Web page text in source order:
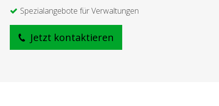
Spezialangebote für Verwaltungen
Jetzt kontaktieren